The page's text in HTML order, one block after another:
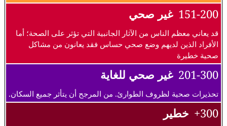
151-200 غير صحي
قد يعاني معظم الناس من الآثار الجانبية التي تؤثر على الصحة؛ أما
الأفراد الذين لديهم وضع صحي حساس فقد يعانون من مشاكل
صحية خطيرة
201-300 غير صحي للغاية
تحذيرات صحية لظروف الطوارئ. من المرجح أن يتأثر جميع السكان.
300+ خطير